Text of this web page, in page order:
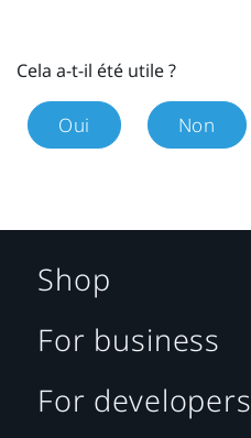
Cela a-t-il été utile ?
Oui Non
Shop
For business
For developers